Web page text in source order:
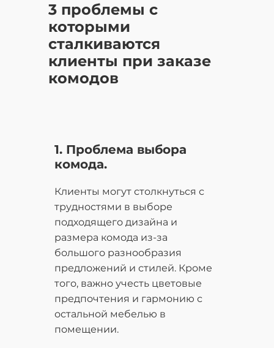
3 проблемы с
которыми
сталкиваются
клиенты при заказе
комодов
1. Проблема выбора
комода.
Клиенты могут столкнуться с
трудностями в выборе
подходящего дизайна и
размера комода из-за
большого разнообразия
предложений и стилей. Кроме
того, важно учесть цветовые
предпочтения и гармонию с
остальной мебелью в
помещении.